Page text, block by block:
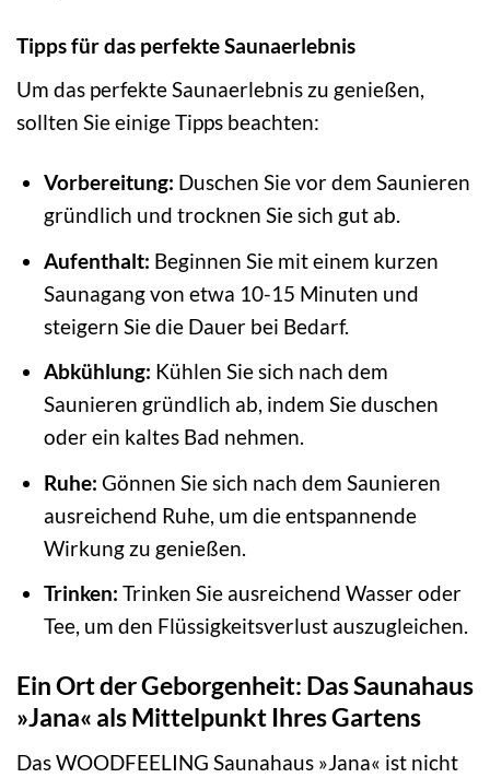
Tipps für das perfekte Saunaerlebnis
Um das perfekte Saunaerlebnis zu genießen,
sollten Sie einige Tipps beachten:
Vorbereitung: Duschen Sie vor dem Saunieren
gründlich und trocknen Sie sich gut ab.
Aufenthalt: Beginnen Sie mit einem kurzen
Saunagang von etwa 10-15 Minuten und
steigern Sie die Dauer bei Bedarf.
Abkühlung: Kühlen Sie sich nach dem
Saunieren gründlich ab, indem Sie duschen
oder ein kaltes Bad nehmen.
Ruhe: Gönnen Sie sich nach dem Saunieren
ausreichend Ruhe, um die entspannende
Wirkung zu genießen.
Trinken: Trinken Sie ausreichend Wasser oder
Tee, um den Flüssigkeitsverlust auszugleichen.
Ein Ort der Geborgenheit: Das Saunahaus
»Jana« als Mittelpunkt Ihres Gartens
Das WOODFEELING Saunahaus »Jana« ist nicht